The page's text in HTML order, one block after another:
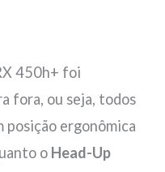
450h+ foi
fora, ou seja, todos
posição ergonômica
o Head-Up